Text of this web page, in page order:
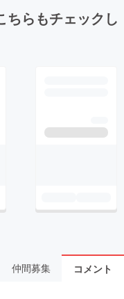
ちらもチェックし
仲間募集 コメント